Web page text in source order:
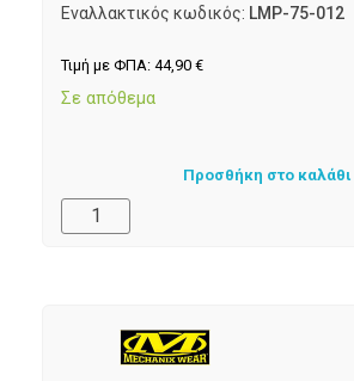
Εναλλακτικός κωδικός: LMP-75-012
Τιμή με ΦΠΑ: 44,90 €
Σε απόθεμα
Προσθήκη στο καλάθι